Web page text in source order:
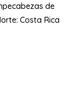
de
Costa Rica